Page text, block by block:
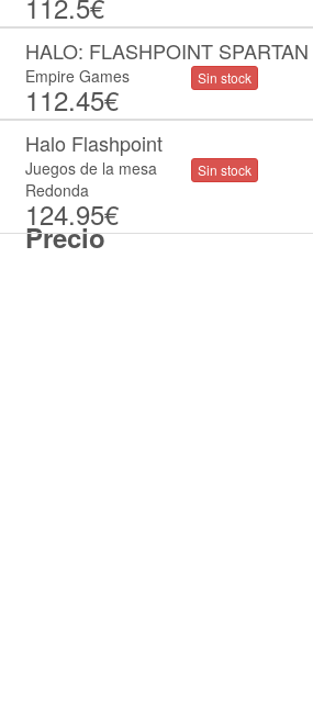
Precio
HALO: FLASHPOINT
Empire Games
112.45€
Sin stock
Halo Flashpoint
Juegos de la mesa
Redonda
124.95€
Sin stock